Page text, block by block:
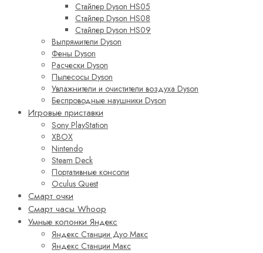
Стайлер Dyson HS05
Стайлер Dyson HS08
Стайлер Dyson HS09
Выпрямители Dyson
Фены Dyson
Расчески Dyson
Пылесосы Dyson
Увлажнители и очистители воздуха Dyson
Беспроводные наушники Dyson
Игровые приставки
Sony PlayStation
XBOX
Nintendo
Steam Deck
Портативные консоли
Oculus Quest
Смарт очки
Смарт часы Whoop
Умные колонки Яндекс
Яндекс Станции Дуо Макс
Яндекс Станции Макс